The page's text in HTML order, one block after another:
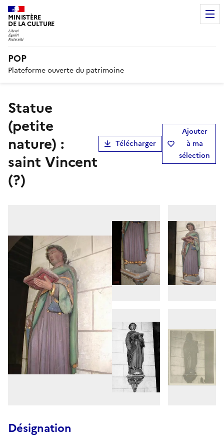
MINISTÈRE
DE LA CULTURE
POP
Plateforme ouverte du patrimoine
statue
(petite
nature) :
saint Vincent
(?)
Télécharger
Ajouter
à ma
sélection
Désignation